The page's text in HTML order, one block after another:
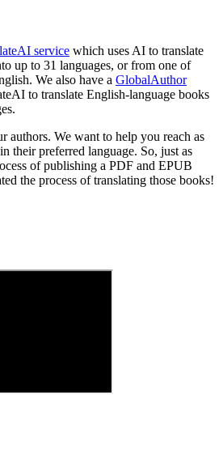
service which uses AI to translate
up to 31 languages, or from one of
We also have a GlobalAuthor
to translate English-language books
authors. We want to help you reach as
their preferred language. So, just as
of publishing a PDF and EPUB
the process of translating those books!